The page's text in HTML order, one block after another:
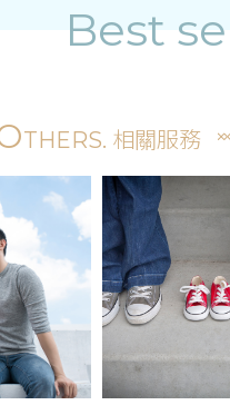
Best
THERS. 相關服務